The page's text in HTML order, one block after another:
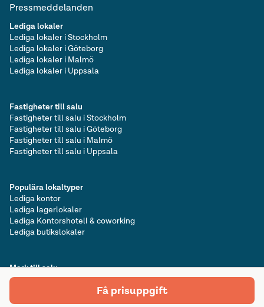
Få prisuppgift
Pressmeddelanden
Lediga lokaler
Lediga lokaler i Stockholm
Lediga lokaler i Göteborg
Lediga lokaler i Malmö
Lediga lokaler i Uppsala
Populära lokaltyper
Lediga kontor
Lediga lagerlokaler
Lediga Kontorshotell & coworking
Lediga butikslokaler
Fastigheter till salu
Fastigheter till salu i Stockholm
Fastigheter till salu i Göteborg
Fastigheter till salu i Malmö
Fastigheter till salu i Uppsala
Mark till salu
Mark till salu i Stockholm
Mark till salu i Göteborg
Mark till salu i Malmö